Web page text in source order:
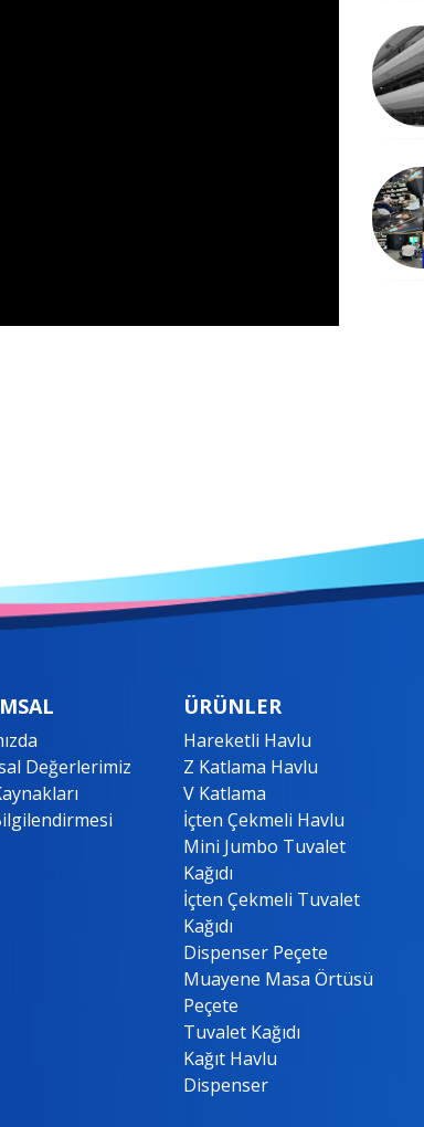
Değerlerimiz
ÜRÜNLER
Hareketli Havlu
Z Katlama Havlu
V Katlama
İçten Çekmeli Havlu
Mini Jumbo Tuvalet
Kağıdı
İçten Çekmeli Tuvalet
Kağıdı
Dispenser Peçete
Muayene Masa Örtüsü
Peçete
Tuvalet Kağıdı
Kağıt Havlu
Dispenser